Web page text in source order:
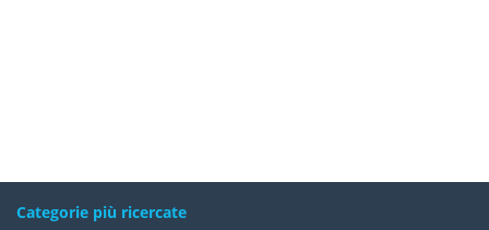
Categorie più ricercate